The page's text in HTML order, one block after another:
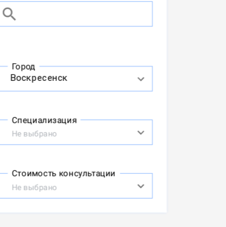
Город
Специализация
Не выбрано
Стоимость консультации
Не выбрано